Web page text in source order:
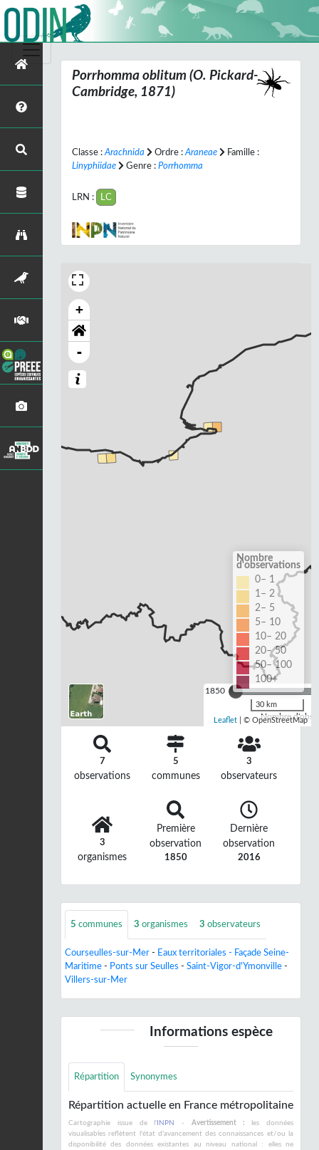
Porrhomma oblitum (O. Pickard-
Cambridge, 1871)
Classe : Arachnida Ordre : Araneae
Famille :
Linyphiidae
Genre : Porrhomma
LRN : LC
+
-
1850
Nombre
Nombre
d'observations
0– 1
1– 2
2– 5
5– 10
10– 20
20– 50
50– 100
100+
30 km
Leaflet | © OpenStreetMap
7
observations
5
communes
3
observateurs
3
organismes
Première
observation
1850
Dernière
observation
2016
5 communes 3 organismes 3 observateurs
Courseulles-sur-Mer - Eaux territoriales - Façade Seine-
Maritime - Ponts sur Seulles - Saint-Vigor-d'Ymonville -
Villers-sur-Mer
Informations espèce
Répartition Synonymes
Répartition actuelle en France métropolitaine
Cartographie issue de l' INPN - Avertissement : les données
visualisables reflètent l'état d'avancement des connaissances et/ou la
disponibilité des données existantes au niveau national : elles ne